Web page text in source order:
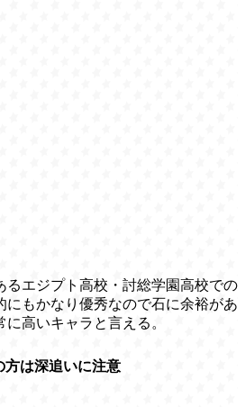
るエジプト高校・討総学園高校での
にもかなり優秀なので石に余裕があ
高いキャラと言える。
方は深追いに注意